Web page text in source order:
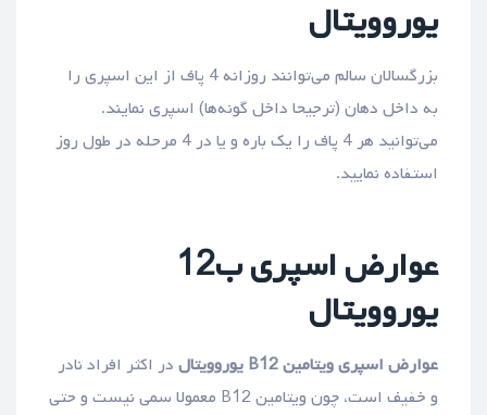
یوروویتال
بزرگسالان سالم می‌توانند روزانه 4 پاف از این اسپری را
به داخل دهان (ترجیحا داخل گونه‌ها) اسپری نمایند.
می‌توانید هر 4 پاف را یک باره و یا در 4 مرحله در طول روز
استفاده نمایید.
عوارض اسپری ب12
یوروویتال
عوارض اسپری ویتامین B12 یوروویتال
در اکثر افراد نادر
و خفیف است، چون ویتامین B12 معمولا سمی نیست و حتی